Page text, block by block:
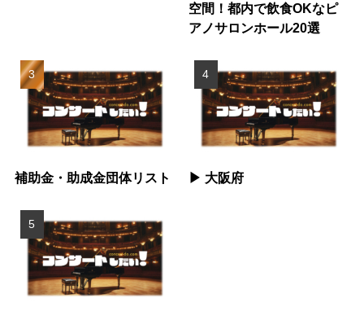
空間！都内で飲食OKなピ
アノサロンホール20選
補助金・助成金団体リスト ▶︎ 大阪府